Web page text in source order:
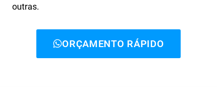
outras.
ORÇAMENTO RÁPIDO